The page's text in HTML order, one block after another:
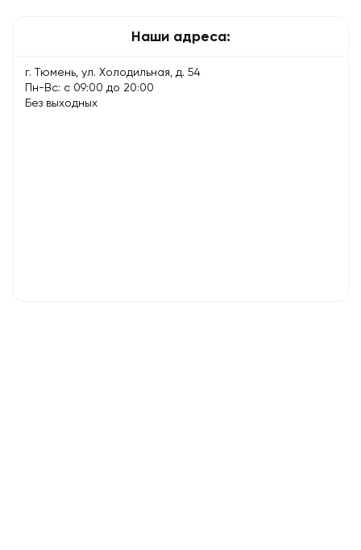
Наши адреса:
г. Тюмень, ул. Холодильная, д. 54
Пн-Вс: с 09:00 до 20:00
Без выходных